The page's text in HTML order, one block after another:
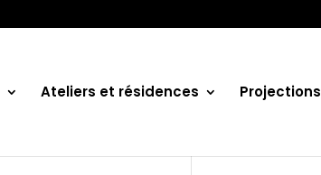
Ateliers et résidences Projections